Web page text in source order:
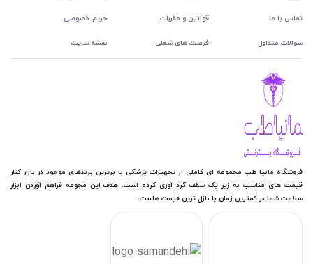
تماس با ما
سوالات متداول
قوانین و مقررات حریم خصوصی
فرصت های شغلی نقشه سایت
فروشگاه مانیا طب مجموعه ای کاملی از تجهیزات پزشکی با برترین برندهای موجود در بازار کنار
قیمت های مناسب به زیر یک سقف گرد آوری کرده است. هدف این مجوعه فراهم آوردن ابزار
سلامت شما در کمترین زمان با نازل ترین قیمت هاست.